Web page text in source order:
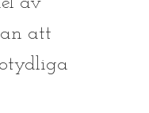
att